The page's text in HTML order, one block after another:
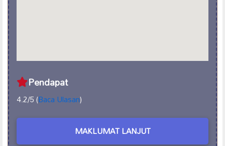
Pendapat
4.2/5 (Baca Ulasan)
MAKLUMAT LANJUT